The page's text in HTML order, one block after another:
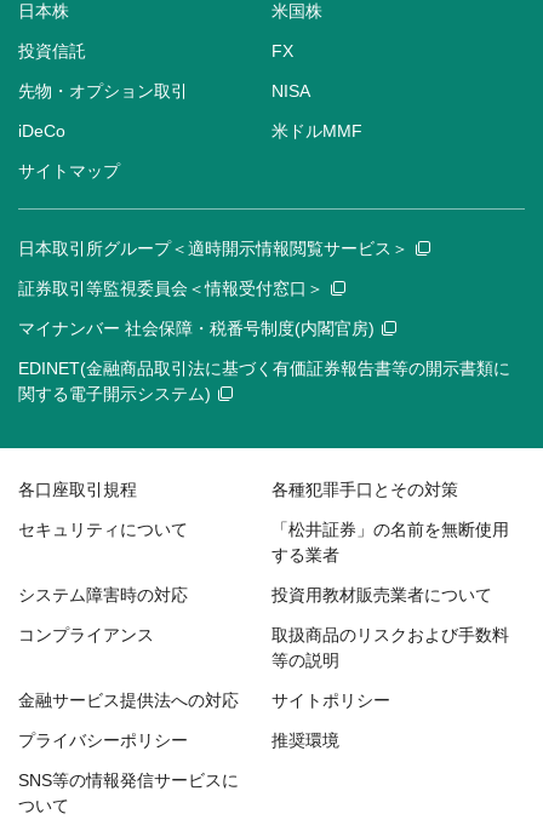
日本株 米国株
投資信託 FX
先物・オプション取引 NISA
iDeCo 米ドルMMF
サイトマップ
日本取引所グループ＜適時開示情報閲覧サービス＞
証券取引等監視委員会＜情報受付窓口＞
マイナンバー 社会保障・税番号制度(内閣官房)
EDINET(金融商品取引法に基づく有価証券報告書等の開示書類に
関する電子開示システム)
各口座取引規程 各種犯罪手口とその対策
セキュリティについて
「松井証券」の名前を無断使用
する業者
システム障害時の対応 投資用教材販売業者について
コンプライアンス
取扱商品のリスクおよび手数料
等の説明
金融サービス提供法への対応 サイトポリシー
プライバシーポリシー 推奨環境
SNS等の情報発信サービスに
ついて